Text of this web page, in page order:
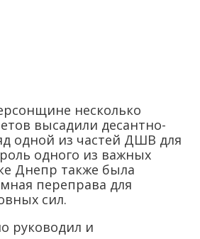
несколько
высадили десантно-
одной из частей ДШВ для
одного из важных
Днепр также была
переправа для
сил.
руководил и